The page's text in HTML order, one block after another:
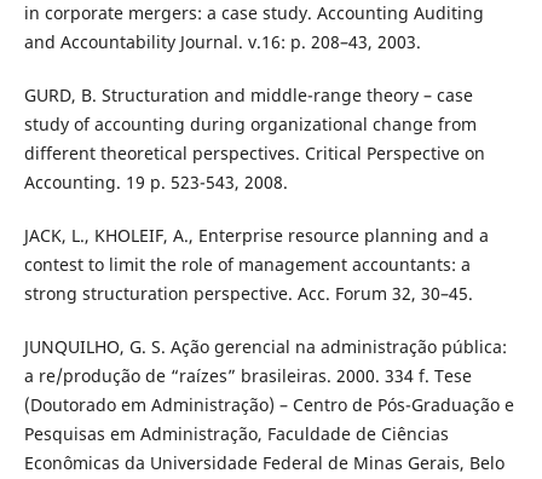
in corporate mergers: a case study. Accounting Auditing
and Accountability Journal. v.16: p. 208–43, 2003.
GURD, B. Structuration and middle-range theory – case
study of accounting during organizational change from
different theoretical perspectives. Critical Perspective on
Accounting. 19 p. 523-543, 2008.
JACK, L., KHOLEIF, A., Enterprise resource planning and a
contest to limit the role of management accountants: a
strong structuration perspective. Acc. Forum 32, 30–45.
JUNQUILHO, G. S. Ação gerencial na administração pública:
a re/produção de “raízes” brasileiras. 2000. 334 f. Tese
(Doutorado em Administração) – Centro de Pós-Graduação e
Pesquisas em Administração, Faculdade de Ciências
Econômicas da Universidade Federal de Minas Gerais, Belo